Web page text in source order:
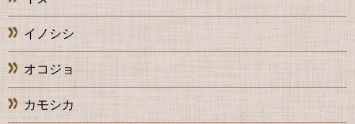
イノシシ
オコジョ
カモシカ